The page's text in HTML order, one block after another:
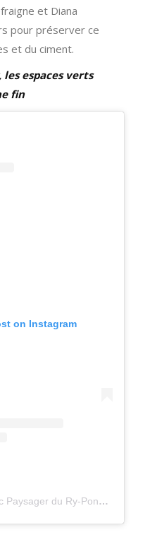
et Diana
pour préserver ce
et du ciment.
les espaces verts
fin
on Instagram
A post shared by Parc Paysager du Ry-Ponet (@ryponet)